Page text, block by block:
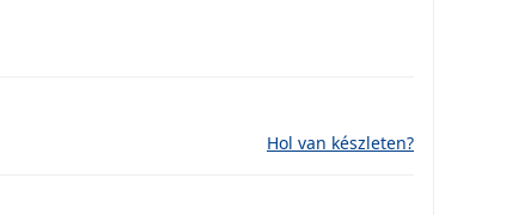
Hol van készleten?